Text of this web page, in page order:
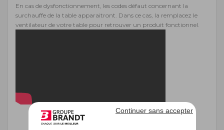
Continuer sans accepter
En cas de dysfonctionnement, les codes défaut concernant la
surchauffe de la table apparaitront. Dans ce cas, la remplacez le
ventilateur de votre table pour retrouver un produit fonctionnel.